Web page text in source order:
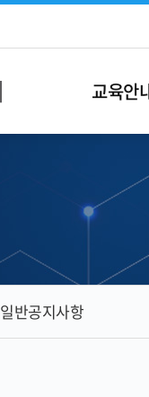
교육안
일반공지사항